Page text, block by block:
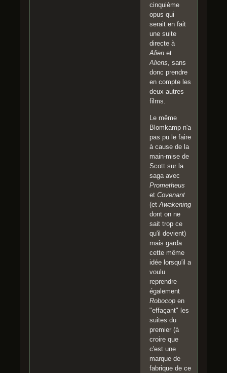
cinquième
opus qui
serait en fait
une suite
directe à
Alien et
Aliens , sans
donc prendre
en compte les
deux autres
films.
Le même
Blomkamp n'a
pas pu le faire
à cause de la
main-mise de
Scott sur la
saga avec
Prometheus
et Covenant
(et Awakening
dont on ne
sait trop ce
qu'il devient)
mais garda
cette même
idée lorsqu'il a
voulu
reprendre
également
Robocop en
"effaçant" les
suites du
premier (à
croire que
c'est une
marque de
fabrique de ce